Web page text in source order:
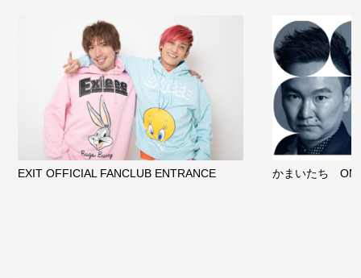
EXIT OFFICIAL FANCLUB ENTRANCE かまいたち